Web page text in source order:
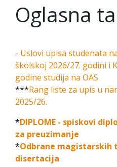
Oglasna
- Uslovi upisa studenata
školskoj 2026/27. godini i
godine studija na OAS
***Rang liste za upis u
2025/26.
*DIPLOME - spiskovi
za preuzimanje
*Odbrane magistarskih
disertacija